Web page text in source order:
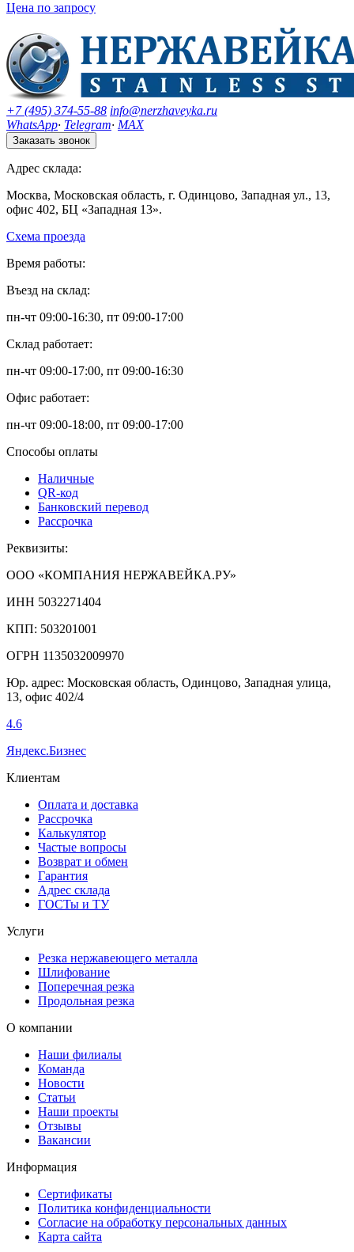
Цена по запросу
+7 (495) 374-55-88 info@nerzhaveyka.ru
WhatsApp· Telegram· MAX
Заказать звонок
Адрес склада:
Москва, Московская область, г. Одинцово, Западная ул., 13,
офис 402, БЦ «Западная 13».
Схема проезда
Время работы:
Въезд на склад:
пн-чт 09:00-16:30, пт 09:00-17:00
Склад работает:
пн-чт 09:00-17:00, пт 09:00-16:30
Офис работает:
пн-чт 09:00-18:00, пт 09:00-17:00
Способы оплаты
Наличные
QR-код
Банковский перевод
Рассрочка
Реквизиты:
ООО «КОМПАНИЯ НЕРЖАВЕЙКА.РУ»
ИНН 5032271404
КПП: 503201001
ОГРН 1135032009970
Юр. адрес: Московская область, Одинцово, Западная улица,
13, офис 402/4
4.6
Яндекс.Бизнес
Клиентам
Оплата и доставка
Рассрочка
Калькулятор
Частые вопросы
Возврат и обмен
Гарантия
Адрес склада
ГОСТы и ТУ
Услуги
Резка нержавеющего металла
Шлифование
Поперечная резка
Продольная резка
О компании
Наши филиалы
Команда
Новости
Статьи
Наши проекты
Отзывы
Вакансии
Информация
Сертификаты
Политика конфиденциальности
Согласие на обработку персональных данных
Карта сайта